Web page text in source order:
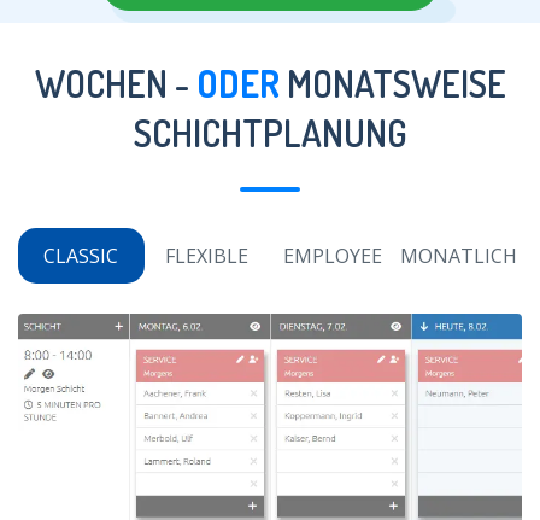
WOCHEN - ODER MONATSWEISE
SCHICHTPLANUNG
CLASSIC FLEXIBLE EMPLOYEE MONATLICH